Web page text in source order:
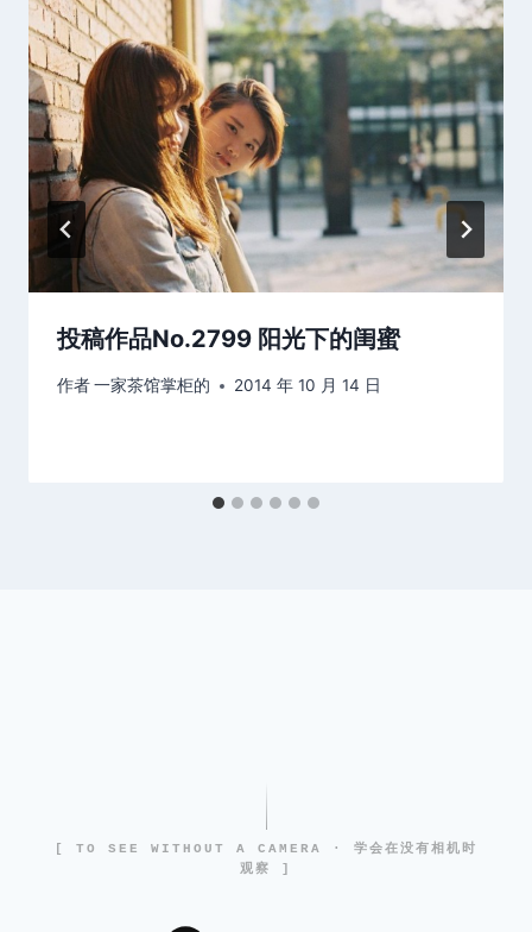
投稿作品No.2799 阳光下的闺蜜
作者一家茶馆掌柜的 2014 年 10 月 14 日
[ TO SEE WITHOUT A CAMERA · 学会在没有相机时
观察 ]